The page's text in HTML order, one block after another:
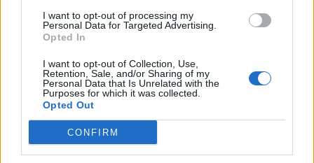
I want to opt-out of processing my
Personal Data for Targeted Advertising.
Opted In
I want to opt-out of Collection, Use,
Retention, Sale, and/or Sharing of my
Personal Data that Is Unrelated with the
Purposes for which it was collected.
Opted Out
CONFIRM
Los mejores canales de Youtube según
nuestra audiencia. ¡Participa!
Crea una cuenta atrás para el evento que
quieras
¿Qué día crearías tu?
Calendarios